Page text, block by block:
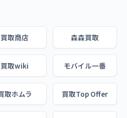
買取商店 森森買取
買取wiki モバイル一番
取ホムラ 買取Top Offer